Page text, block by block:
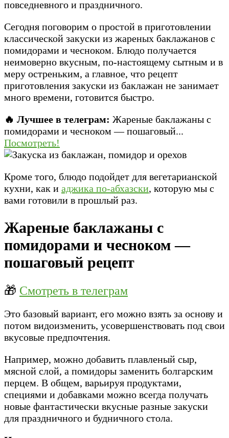
повседневного и праздничного.
Сегодня поговорим о простой в приготовлении
классической закуски из жареных баклажанов с
помидорами и чесноком. Блюдо получается
неимоверно вкусным, по-настоящему сытным и в
меру остреньким, а главное, что рецепт
приготовления закуски из баклажан не занимает
много времени, готовится быстро.
🔥 Лучшее в телеграм: Жареные баклажаны с
помидорами и чесноком — пошаговый...
Посмотреть!
Кроме того, блюдо подойдет для вегетарианской
кухни, как и аджика по-абхазски, которую мы с
вами готовили в прошлый раз.
Жареные баклажаны с
помидорами и чесноком —
пошаговый рецепт
🎁 Смотреть в телеграм
Это базовый вариант, его можно взять за основу и
потом видоизменить, усовершенствовать под свои
вкусовые предпочтения.
Например, можно добавить плавленый сыр,
мясной слой, а помидоры заменить болгарским
перцем. В общем, варьируя продуктами,
специями и добавками можно всегда получать
новые фантастически вкусные разные закуски
для праздничного и будничного стола.